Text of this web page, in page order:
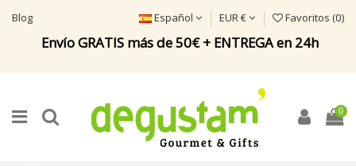
Blog
Envío GRATIS más de 50€ + ENTREGA en 24h
Español EUR € Favoritos (0)
0